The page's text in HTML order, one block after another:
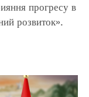
прогресу в
розвиток».